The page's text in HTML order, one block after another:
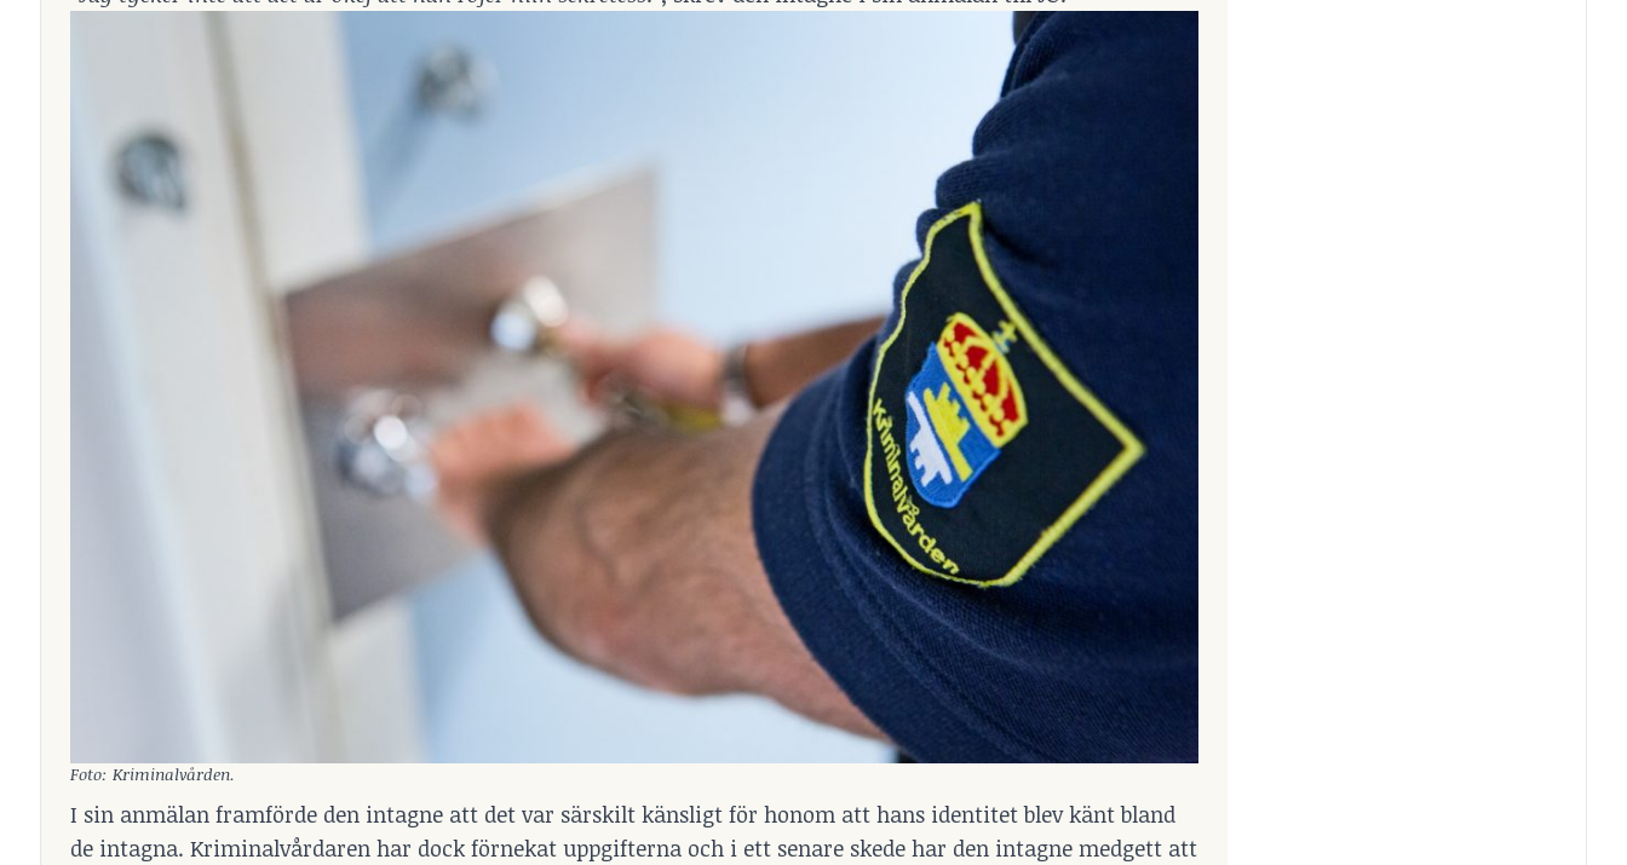
Foto: Kriminalvården.
I sin anmälan framförde den intagne att det var särskilt känsligt för honom att hans identitet blev känt bland
de intagna. Kriminalvårdaren har dock förnekat uppgifterna och i ett senare skede har den intagne medgett att